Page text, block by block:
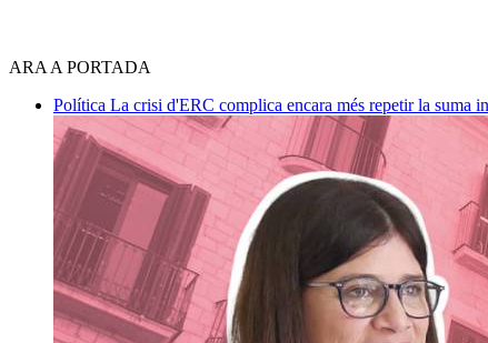
ARA A PORTADA
Política La crisi d'ERC complica encara més repetir la suma